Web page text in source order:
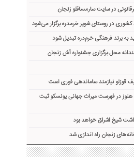
کشوری در روستای شویر خرمدره برگزار می‌شود
به برند فرهنگی خرم‌دره تبدیل شود
محل برگزاری جشنواره آش زنجان
نیازمند ساماندهی فوری است
هنوز در فهرست میراث جهانی یونسکو ثبت
شیخ اشراق خواهد بود
زنجان راه اندازی شد